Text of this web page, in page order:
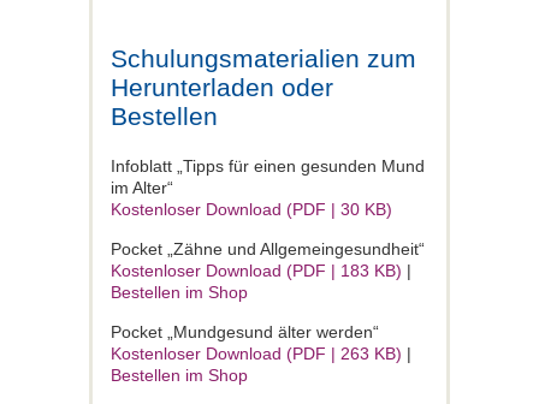
Schulungsmaterialien zum
Herunterladen oder
Bestellen
Infoblatt „Tipps für einen gesunden Mund
im Alter“
Kostenloser Download (PDF | 30 KB)
Pocket „Zähne und Allgemeingesundheit“
Kostenloser Download (PDF | 183 KB) |
Bestellen im Shop
Pocket „Mundgesund älter werden“
Kostenloser Download (PDF | 263 KB) |
Bestellen im Shop